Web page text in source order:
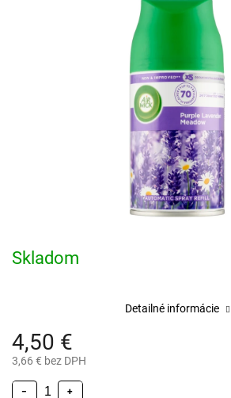
4,50 €
3,66 € bez DPH
Skladom
+
−
Detailné informácie